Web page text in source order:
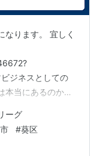
なります。 宜しく
ジネスとしての
本当にあるのか？
スケットボールB
2025年度での取
静岡放送(SBS)
ーグ
#葵区